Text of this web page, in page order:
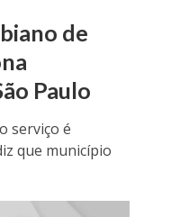
de
Paulo
serviço é
que município